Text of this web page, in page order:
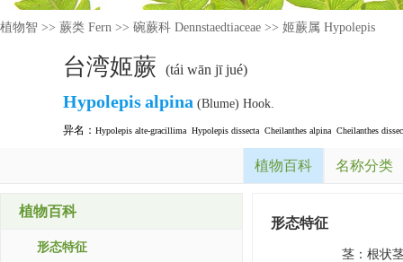
植物智 >> 蕨类 Fern >> 碗蕨科 Dennstaedtiaceae >> 姬蕨属 Hypolepis
台湾姬蕨 (tái wān jī jué)
Hypolepisalpina (Blume) Hook.
异名： Hypolepis alte-gracillima Hypolepis dissecta Cheilanthes alpina Cheilanthes
植物百科 名称分类
植物百科
形态特征
形态特征
茎 ： 根状